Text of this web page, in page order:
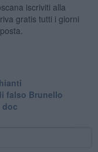
iscriviti alla
gratis tutti i giorni
falso Brunello